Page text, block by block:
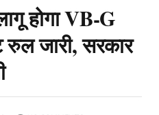
होगा VB-G
जारी, सरकार